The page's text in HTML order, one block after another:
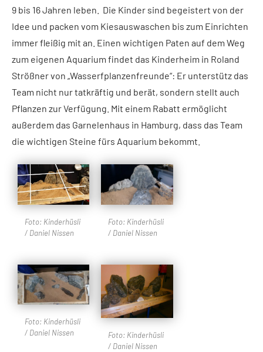
9 bis 16 Jahren leben. Die Kinder sind begeistert von der
Idee und packen vom Kiesauswaschen bis zum Einrichten
immer fleißig mit an. Einen wichtigen Paten auf dem Weg
zum eigenen Aquarium findet das Kinderheim in Roland
Strößner von „Wasserfplanzenfreunde“: Er unterstütz das
Team nicht nur tatkräftig und berät, sondern stellt auch
Pflanzen zur Verfügung. Mit einem Rabatt ermöglicht
außerdem das Garnelenhaus in Hamburg, dass das Team
die wichtigen Steine fürs Aquarium bekommt.
Foto: Kinderhüsli
/ Daniel Nissen
Foto: Kinderhüsli
/ Daniel Nissen
Foto: Kinderhüsli
/ Daniel Nissen
Foto: Kinderhüsli
/ Daniel Nissen